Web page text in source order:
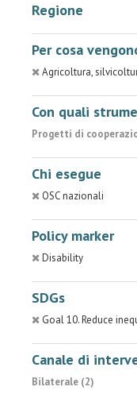
Regione
Per cosa
Agricoltura,
Con quali
Progetti di
Chi esegue
OSC nazionali
Policy marker
Disability
SDGs
Goal 10. Reduce
Canale di
Bilaterale (2)